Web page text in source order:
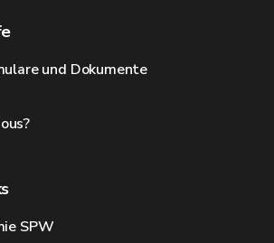
und Dokumente
SPW